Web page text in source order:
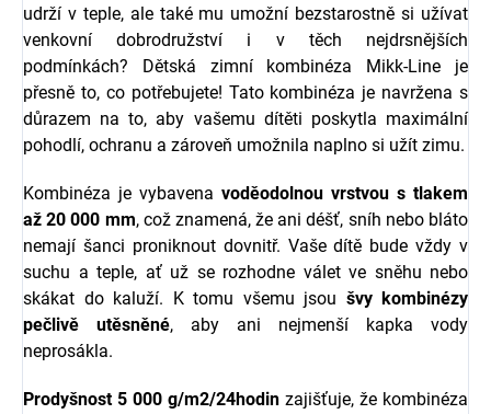
udrží v teple, ale také mu umožní bezstarostně si užívat
venkovní dobrodružství i v těch nejdrsnějších
podmínkách? Dětská zimní kombinéza Mikk-Line je
přesně to, co potřebujete! Tato kombinéza je navržena s
důrazem na to, aby vašemu dítěti poskytla maximální
pohodlí, ochranu a zároveň umožnila naplno si užít zimu.
Kombinéza je vybavena voděodolnou vrstvou s tlakem
až 20 000 mm, což znamená, že ani déšť, sníh nebo bláto
nemají šanci proniknout dovnitř. Vaše dítě bude vždy v
suchu a teple, ať už se rozhodne válet ve sněhu nebo
skákat do kaluží. K tomu všemu jsou švy kombinézy
pečlivě utěsněné, aby ani nejmenší kapka vody
neprosákla.
Prodyšnost 5 000 g/m2/24hodin zajišťuje, že kombinéza